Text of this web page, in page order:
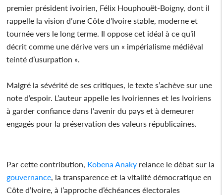
premier président ivoirien, Félix Houphouët-Boigny, dont il
rappelle la vision d’une Côte d’Ivoire stable, moderne et
tournée vers le long terme. Il oppose cet idéal à ce qu’il
décrit comme une dérive vers un « impérialisme médiéval
teinté d’usurpation ».
Malgré la sévérité de ses critiques, le texte s’achève sur une
note d’espoir. L’auteur appelle les Ivoiriennes et les Ivoiriens
à garder confiance dans l’avenir du pays et à demeurer
engagés pour la préservation des valeurs républicaines.
Par cette contribution, Kobena Anaky relance le débat sur la
gouvernance , la transparence et la vitalité démocratique en
Côte d’Ivoire, à l’approche d’échéances électorales